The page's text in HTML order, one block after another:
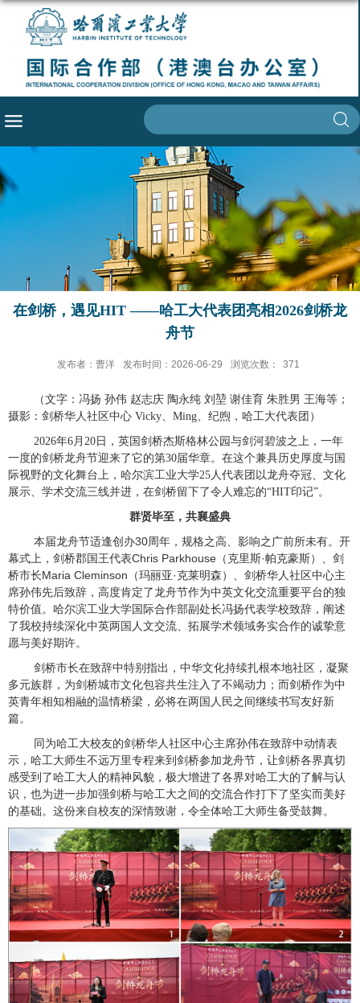
在剑桥，遇见HIT ——哈工大代表团亮相2026剑桥龙
舟节
发布者：曹洋 发布时间：2026-06-29 浏览次数： 371
（文字：冯扬 孙伟 赵志庆 陶永纯 刘堃 谢佳育 朱胜男 王海等；
摄影：剑桥华人社区中心 Vicky Ming 、纪煦，哈工大代表团）
2026年6 月 20 日，英国剑桥杰斯格林公园与剑河碧波之上，一年
一度的剑桥龙舟节迎来了它的第30届华章。在这个兼具历史厚度与国
际视野的文化舞台上，哈尔滨工业大学25 人代表团以龙舟夺冠、文化
展示、学术交流三线并进，在剑桥留下了令人难忘的“HIT印记”。
群贤毕至，共襄盛典
本届龙舟节适逢创办30 周年，规格之高、影响之广前所未有。开
幕式上，剑桥郡国王代表Chris Parkhouse （克里斯·帕克豪斯）、剑
桥市长Maria Cleminson （玛丽亚 · 克莱明森）、剑桥华人社区中心主
席孙伟先后致辞，高度肯定了龙舟节作为中英文化交流重要平台的独
特价值。 哈尔滨工业大学国际合作部副处长冯扬代表学校致辞，阐述
了我校持续深化中英两国人文交流、拓展学术领域务实合作的诚挚意
愿与美好期许。
剑桥市长在致辞中特别指出，中华文化持续扎根本地社区，凝聚
多元族群，为剑桥城市文化包容共生注入了不竭动力；而剑桥作为中
英青年相知相融的温情桥梁，必将在两国人民之间继续书写友好新
篇。
同为哈工大校友的剑桥华人社区中心主席孙伟在致辞中动情表
示，哈工大师生不远万里专程来到剑桥参加龙舟节，让剑桥各界真切
感受到了哈工大人的精神风貌，极大增进了各界对哈工大的了解与认
识，也为进一步加强剑桥与哈工大之间的交流合作打下了坚实而美好
的基础。这份来自校友的深情致谢，令全体哈工大师生备受鼓舞。